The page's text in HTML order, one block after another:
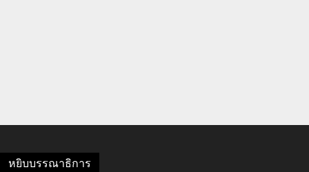
หยิบบรรณาธิการ